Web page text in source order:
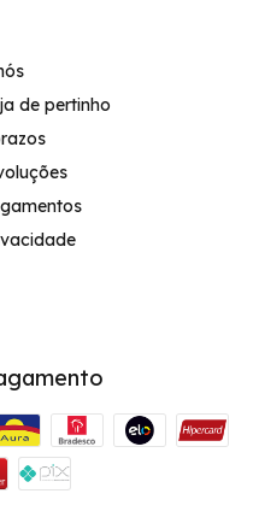
de pertinho